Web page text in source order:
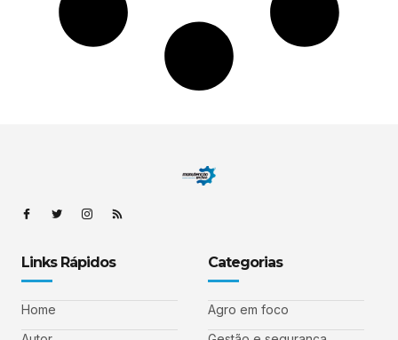
Links Rápidos
Home
Categorias
Agro em foco